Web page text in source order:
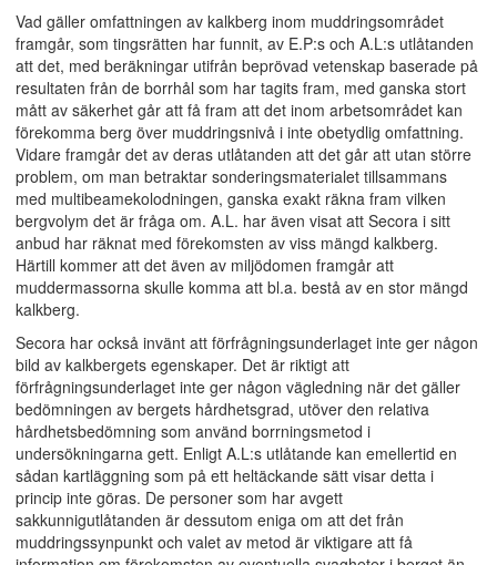
Vad gäller omfattningen av kalkberg inom muddringsområdet
framgår, som tingsrätten har funnit, av E.P:s och A.L:s utlåtanden
att det, med beräkningar utifrån beprövad vetenskap baserade på
resultaten från de borrhål som har tagits fram, med ganska stort
mått av säkerhet går att få fram att det inom arbetsområdet kan
förekomma berg över muddringsnivå i inte obetydlig omfattning.
Vidare framgår det av deras utlåtanden att det går att utan större
problem, om man betraktar sonderingsmaterialet tillsammans
med multibeamekolodningen, ganska exakt räkna fram vilken
bergvolym det är fråga om. A.L. har även visat att Secora i sitt
anbud har räknat med förekomsten av viss mängd kalkberg.
Härtill kommer att det även av miljödomen framgår att
muddermassorna skulle komma att bl.a. bestå av en stor mängd
kalkberg.
Secora har också invänt att förfrågningsunderlaget inte ger någon
bild av kalkbergets egenskaper. Det är riktigt att
förfrågningsunderlaget inte ger någon vägledning när det gäller
bedömningen av bergets hårdhetsgrad, utöver den relativa
hårdhetsbedömning som använd borrningsmetod i
undersökningarna gett. Enligt A.L:s utlåtande kan emellertid en
sådan kartläggning som på ett heltäckande sätt visar detta i
princip inte göras. De personer som har avgett
sakkunnigutlåtanden är dessutom eniga om att det från
muddringssynpunkt och valet av metod är viktigare att få